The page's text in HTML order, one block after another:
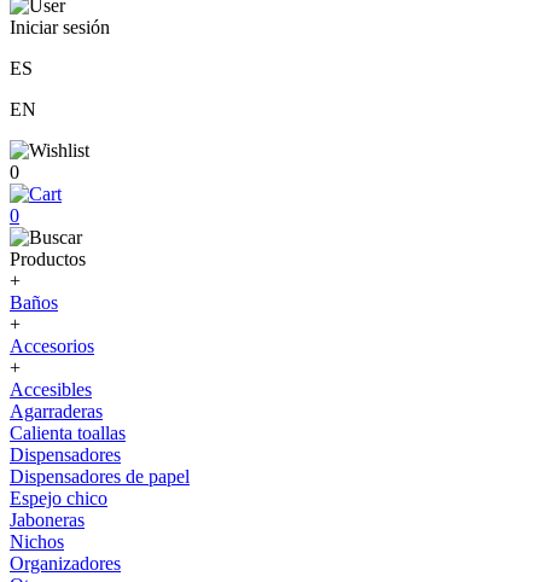
Iniciar sesión
ES
EN
0
0
Productos
+
Baños
+
Accesorios
+
Accesibles
Agarraderas
Calienta toallas
Dispensadores
Dispensadores de papel
Espejo chico
Jaboneras
Nichos
Organizadores